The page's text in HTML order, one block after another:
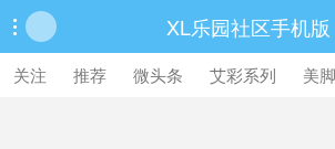
 XL乐园社区手机版
关注 推荐 微头条 艾彩系列 美
繁體中文版